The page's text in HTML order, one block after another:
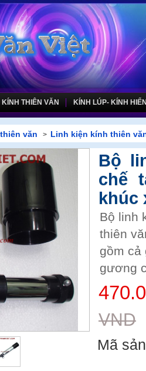
KÍNH THIÊN VĂN KÍNH LÚP- KÍNH
văn > Linh kiện kính thiên
Bộ
chế
khúc
Bộ linh
thiên
gồm cả
gương
VND
Mã